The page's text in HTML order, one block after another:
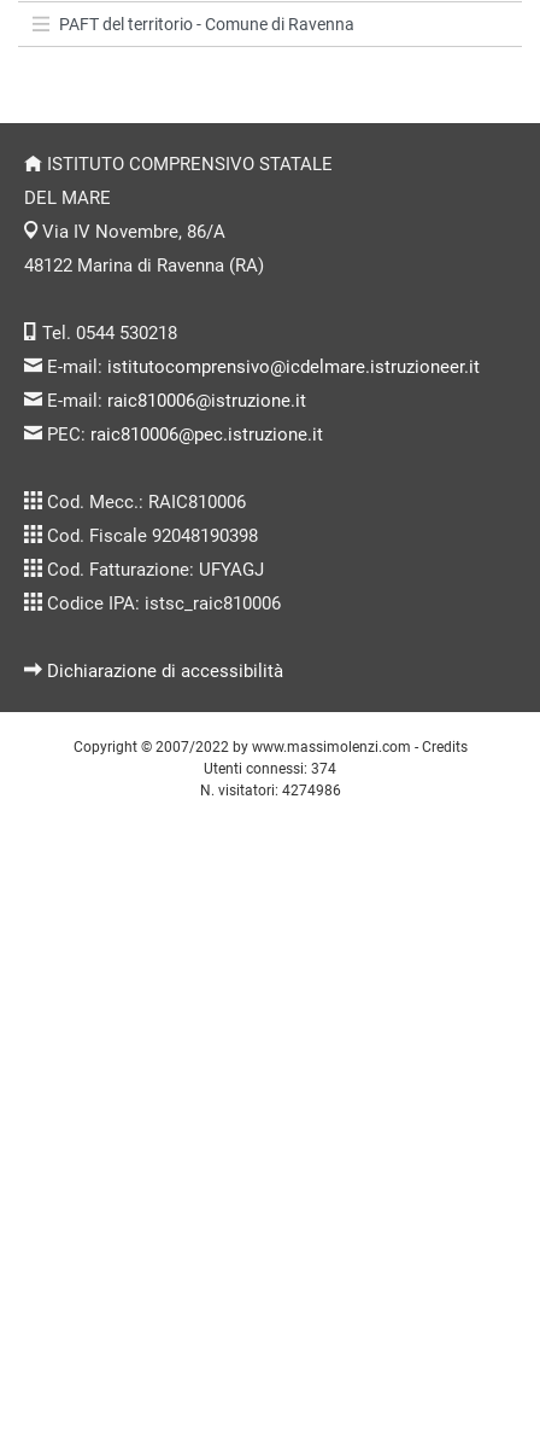
PAFT del territorio - Comune di Ravenna
ISTITUTO COMPRENSIVO STATALE
DEL MARE
Via IV Novembre, 86/A
48122 Marina di Ravenna (RA)
Tel. 0544 530218
E-mail: istitutocomprensivo@icdelmare.istruzioneer.it
E-mail: raic810006@istruzione.it
PEC: raic810006@pec.istruzione.it
Cod. Mecc.: RAIC810006
Cod. Fiscale 92048190398
Cod. Fatturazione: UFYAGJ
Codice IPA: istsc_raic810006
Dichiarazione di accessibilità
Copyright © 2007/2022 by www.massimolenzi.com - Credits
Utenti connessi: 374
N. visitatori: 4274986